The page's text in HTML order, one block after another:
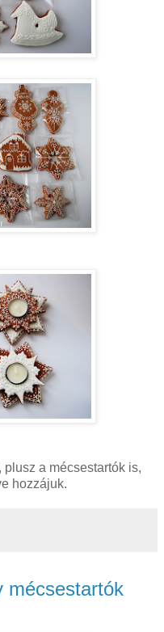
a mécsestartók is,
hozzájuk.
mécsestartók